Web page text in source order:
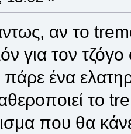
αν το
για τον
ένα
το
που θα